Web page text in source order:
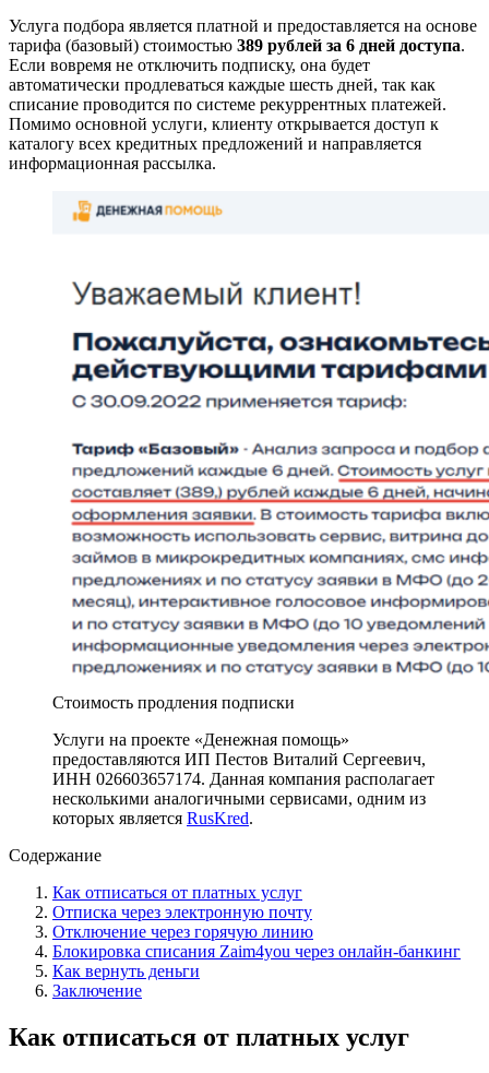
Услуга подбора является платной и предоставляется на основе
тарифа (базовый) стоимостью 389 рублей за 6 дней доступа.
Если вовремя не отключить подписку, она будет
автоматически продлеваться каждые шесть дней, так как
списание проводится по системе рекуррентных платежей.
Помимо основной услуги, клиенту открывается доступ к
каталогу всех кредитных предложений и направляется
информационная рассылка.
Стоимость продления подписки
Услуги на проекте «Денежная помощь»
предоставляются ИП Пестов Виталий Сергеевич,
ИНН 026603657174. Данная компания располагает
несколькими аналогичными сервисами, одним из
которых является RusKred.
Содержание
Как отписаться от платных услуг
Отписка через электронную почту
Отключение через горячую линию
Блокировка списания Zaim4you через онлайн-банкинг
Как вернуть деньги
Заключение
Как отписаться от платных услуг